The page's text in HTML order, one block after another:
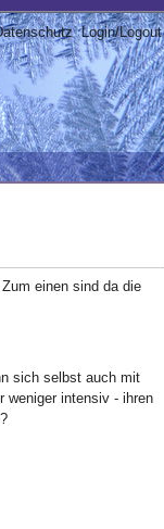
Login/Logout
einen sind da die
sich selbst auch mit
weniger intensiv - ihren